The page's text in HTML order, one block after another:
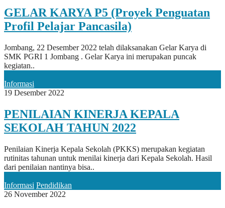
GELAR KARYA P5 (Proyek Penguatan
Profil Pelajar Pancasila)
Jombang, 22 Desember 2022 telah dilaksanakan Gelar Karya di
SMK PGRI 1 Jombang . Gelar Karya ini merupakan puncak
kegiatan..
Informasi
19 Desember 2022
PENILAIAN KINERJA KEPALA
SEKOLAH TAHUN 2022
Penilaian Kinerja Kepala Sekolah (PKKS) merupakan kegiatan
rutinitas tahunan untuk menilai kinerja dari Kepala Sekolah. Hasil
dari penilaian nantinya bisa..
Informasi Pendidikan
26 November 2022